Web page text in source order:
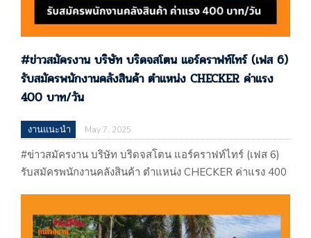
#ข่าวสมัครงาน บริษัท บริดจสโตน แอร์คราฟท์ไทร์ (เฟส 6)
รับสมัครพนักงานคลังสินค้า ตําแหน่ง CHECKER ค่าแรง
400 บาท/วัน
งานแนะนำ May 7, 2025
#ข่าวสมัครงาน บริษัท บริดจสโตน แอร์คราฟท์ไทร์ (เฟส 6)
รับสมัครพนักงานคลังสินค้า ตําแหน่ง CHECKER ค่าแรง 400
บาท/วัน ประกาศเมือวันที่ 07 / 05 / 2568 …